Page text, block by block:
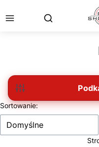
Otwórz
Lista produktów
Sortowanie:
Domyślne